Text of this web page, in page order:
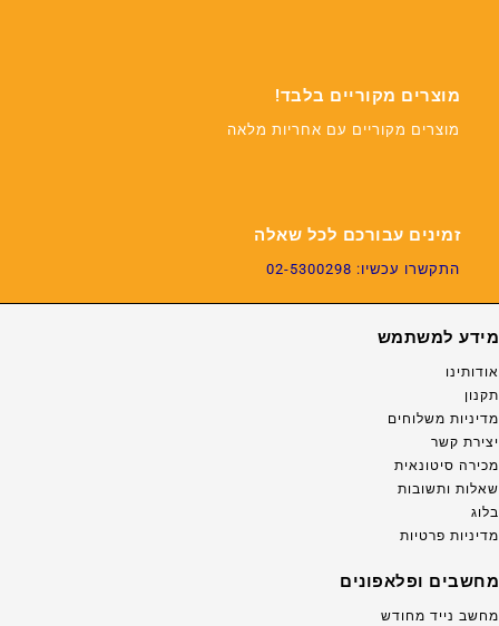
מוצרים מקוריים בלבד!
מוצרים מקוריים עם אחריות מלאה
זמינים עבורכם לכל שאלה
התקשרו עכשיו: 02-5300298
מידע למשתמש
אודותינו
תקנון
מדיניות משלוחים
יצירת קשר
מכירה סיטונאית
שאלות ותשובות
בלוג
מדיניות פרטיות
מחשבים ופלאפונים
מחשב נייד מחודש